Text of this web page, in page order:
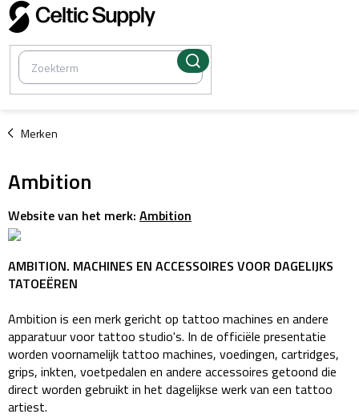
Overslaan
naar
inhoud
Merken
/
Ambition
Website van het merk: Ambition
AMBITION. MACHINES EN ACCESSOIRES VOOR DAGELIJKS
TATOEËREN
Ambition is een merk gericht op tattoo machines en andere
apparatuur voor tattoo studio's. In de officiële presentatie
worden voornamelijk tattoo machines, voedingen, cartridges,
grips, inkten, voetpedalen en andere accessoires getoond die
direct worden gebruikt in het dagelijkse werk van een tattoo
artiest.